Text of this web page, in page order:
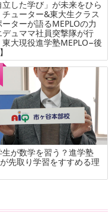
立した学び」が未来をひら
チューター&東大生クラス
ターが語るMEPLOの力
デュママ社員突撃隊が行
東大現役進学塾MEPLO−後
生が数学を習う？進学塾
先取り学習をすすめる理